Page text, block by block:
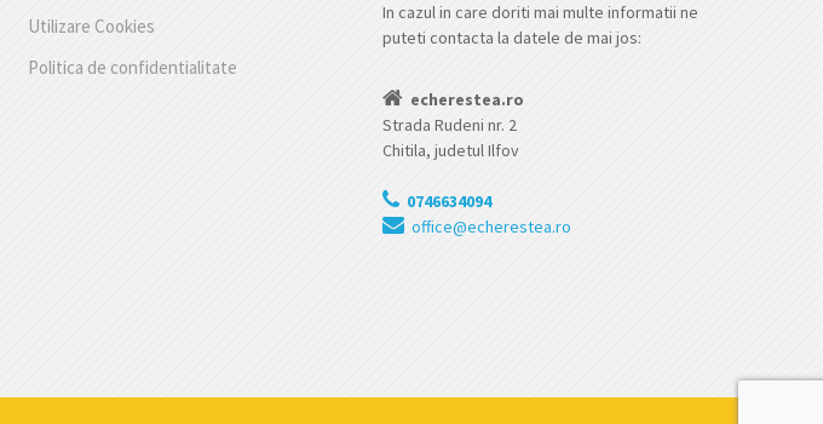
Utilizare Cookies
Politica de confidentialitate
In cazul in care doriti mai multe informatii ne
puteti contacta la datele de mai jos:
echerestea.ro
Strada Rudeni nr. 2
Chitila, judetul Ilfov
0746634094
office@echerestea.ro